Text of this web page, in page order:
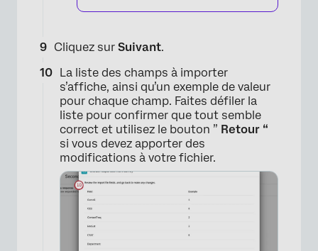
×
Cliquez sur Suivant.
La liste des champs à importer
s’affiche, ainsi qu’un exemple de valeur
pour chaque champ. Faites défiler la
liste pour confirmer que tout semble
correct et utilisez le bouton ” Retour “
si vous devez apporter des
modifications à votre fichier.